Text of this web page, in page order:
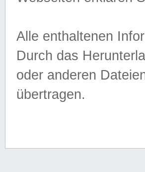
Alle enthaltenen
Durch das
oder anderen
übertragen.